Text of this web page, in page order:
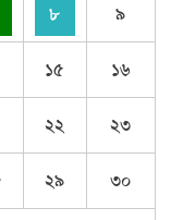
৮ ৯
১৫ ১৬
২২ ২৩
২৯ ৩০